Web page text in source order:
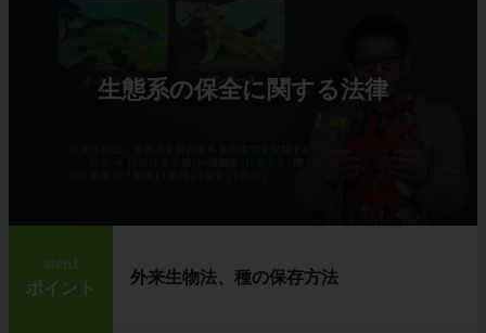
生態系の保全に関する法律
step1
ポイント
外来生物法、種の保存方法